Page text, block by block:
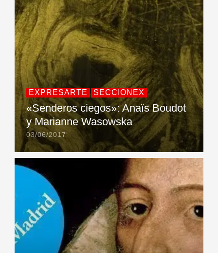
EXPRESARTE SECCIONEX
«Senderos ciegos»: Anaïs Boudot
y Marianne Wasowska
03/06/2017